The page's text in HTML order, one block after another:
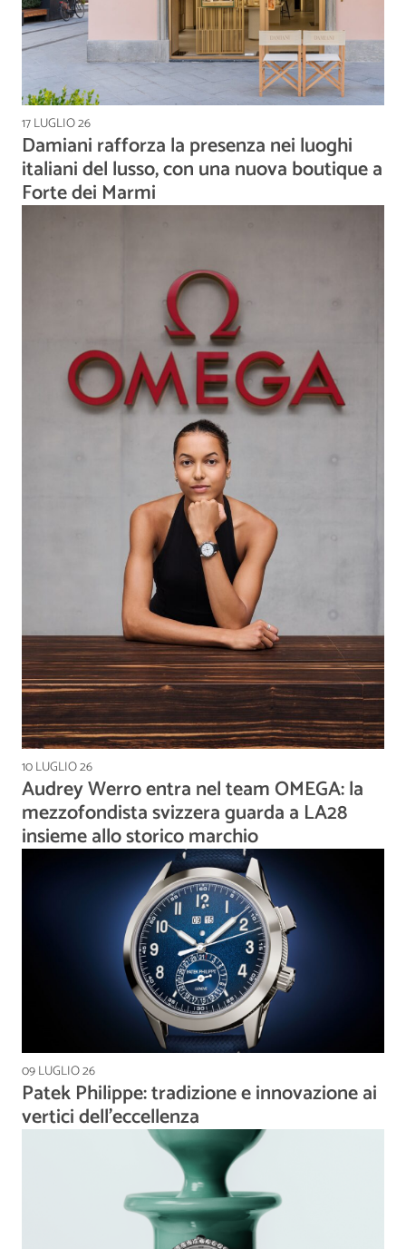
17 LUGLIO 26
Damiani rafforza la presenza nei luoghi
italiani del lusso, con una nuova boutique a
Forte dei Marmi
10 LUGLIO 26
Audrey Werro entra nel team OMEGA: la
mezzofondista svizzera guarda a LA28
insieme allo storico marchio
09 LUGLIO 26
Patek Philippe: tradizione e innovazione ai
vertici dell’eccellenza